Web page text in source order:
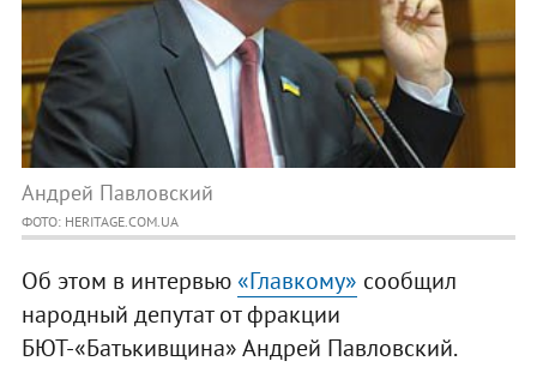
Андрей Павловский
ФОТО: HERITAGE.COM.UA
Об этом в интервью «Главкому» сообщил
народный депутат от фракции
БЮТ-«Батькивщина» Андрей Павловский.